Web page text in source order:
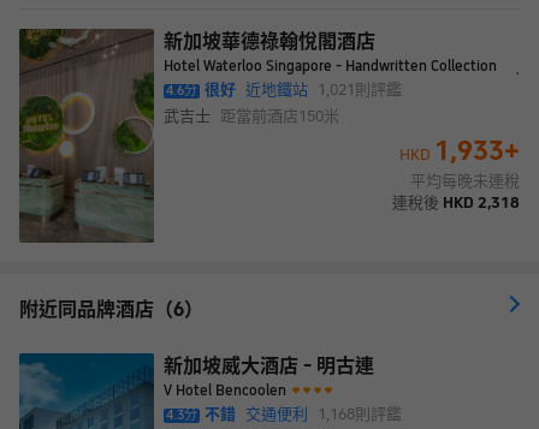
新加坡華德祿翰悅閣酒店
Hotel Waterloo Singapore - Handwritten Collection
4.6分 很好 近地鐵站 1,021 則評鑑
武吉士
距當前酒店 150米
HKD 1,933+
平均每晚未連稅
連稅後 HKD 2,318
附近同品牌酒店（6）
新加坡威大酒店 - 明古連
V Hotel Bencoolen
4.3分 不錯 交通便利 1,168則評鑑